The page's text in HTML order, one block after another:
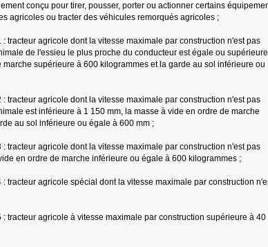
conçu pour tirer, pousser, porter ou actionner certains
agricoles ou tracter des véhicules remorqués agricoles ;
tracteur agricole dont la vitesse maximale par construction n'est pas
de l'essieu le plus proche du conducteur est égale ou
supérieure à 600 kilogrammes et la garde au sol inférieure ou
tracteur agricole dont la vitesse maximale par construction n'est pas
est inférieure à 1 150 mm, la masse à vide en ordre de marche
au sol inférieure ou égale à 600 mm ;
tracteur agricole dont la vitesse maximale par construction n'est pas
en ordre de marche inférieure ou égale à 600 kilogrammes ;
tracteur agricole spécial dont la vitesse maximale par construction
tracteur agricole à vitesse maximale par construction supérieure à 40